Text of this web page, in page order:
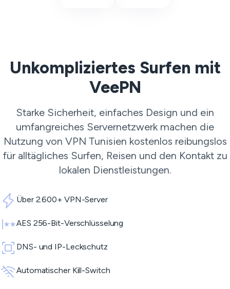
Unkompliziertes Surfen mit
VeePN
Starke Sicherheit, einfaches Design und ein
umfangreiches Servernetzwerk machen die
Nutzung von VPN Tunisien kostenlos reibungslos
für alltägliches Surfen, Reisen und den Kontakt zu
lokalen Dienstleistungen.
Über 2.600+ VPN-Server
AES 256-Bit-Verschlüsselung
DNS- und IP-Leckschutz
Automatischer Kill-Switch